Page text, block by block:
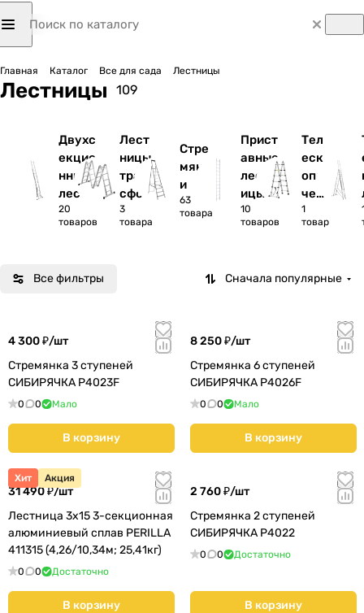
Главная Каталог Все для сада Лестницы
Лестницы 109
Двухс
екцио
нные
лестн
ицы
20
товаров
Лест
ницы
тран
сфор
меры
3
товара
Стре
мянк
и
63
товара
Прист
авные
лестн
ицы
10
товаров
Тел
еск
опи
чес
кие
лес
1
товар
Все фильтры Сначала популярные
4 300 ₽/шт
Стремянка 3 ступеней
СИБИРЯЧКА P4023F
0 0 Мало
В корзину
8 250 ₽/шт
Стремянка 6 ступеней
СИБИРЯЧКА P4026F
0 0 Мало
В корзину
Хит Акция
31 490 ₽/шт
Лестница 3х15 3-секционная
алюминиевый сплав PERILLA
411315 (4,26/10,34м; 25,41кг)
0 0 Достаточно
В корзину
2 760 ₽/шт
Стремянка 2 ступеней
СИБИРЯЧКА P4022
0 0 Достаточно
В корзину